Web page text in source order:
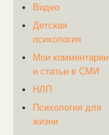
Видео
Детская
психология
Мои комментарии
и статьи в СМИ
НЛП
Психология для
жизни